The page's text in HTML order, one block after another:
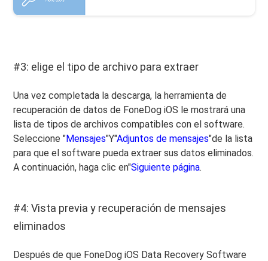
#3: elige el tipo de archivo para extraer
Una vez completada la descarga, la herramienta de
recuperación de datos de FoneDog iOS le mostrará una
lista de tipos de archivos compatibles con el software.
Seleccione "Mensajes"Y"Adjuntos de mensajes"de la lista
para que el software pueda extraer sus datos eliminados.
A continuación, haga clic en"Siguiente página.
#4: Vista previa y recuperación de mensajes
eliminados
Después de que FoneDog iOS Data Recovery Software